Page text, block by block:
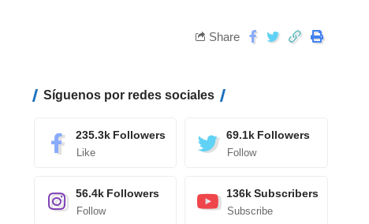
Share
Síguenos por redes sociales
235.3k Followers
Like
69.1k Followers
Follow
56.4k Followers
Follow
136k Subscribers
Subscribe